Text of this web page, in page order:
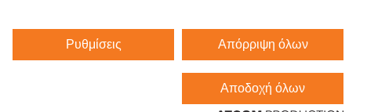
Ρυθμίσεις Απόρριψη όλων
Αποδοχή όλων